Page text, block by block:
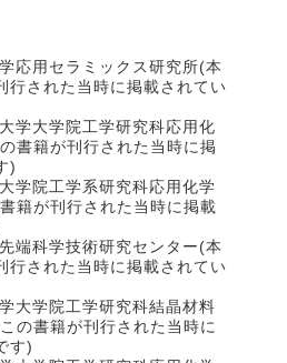
応用セラミックス研究所(本
行された当時に掲載されてい
学大学院工学研究科応用化
書籍が刊行された当時に掲
)
学院工学系研究科応用化学
籍が刊行された当時に掲載
端科学技術研究センター(本
行された当時に掲載されてい
大学院工学研究科結晶材料
の書籍が刊行された当時に
す)